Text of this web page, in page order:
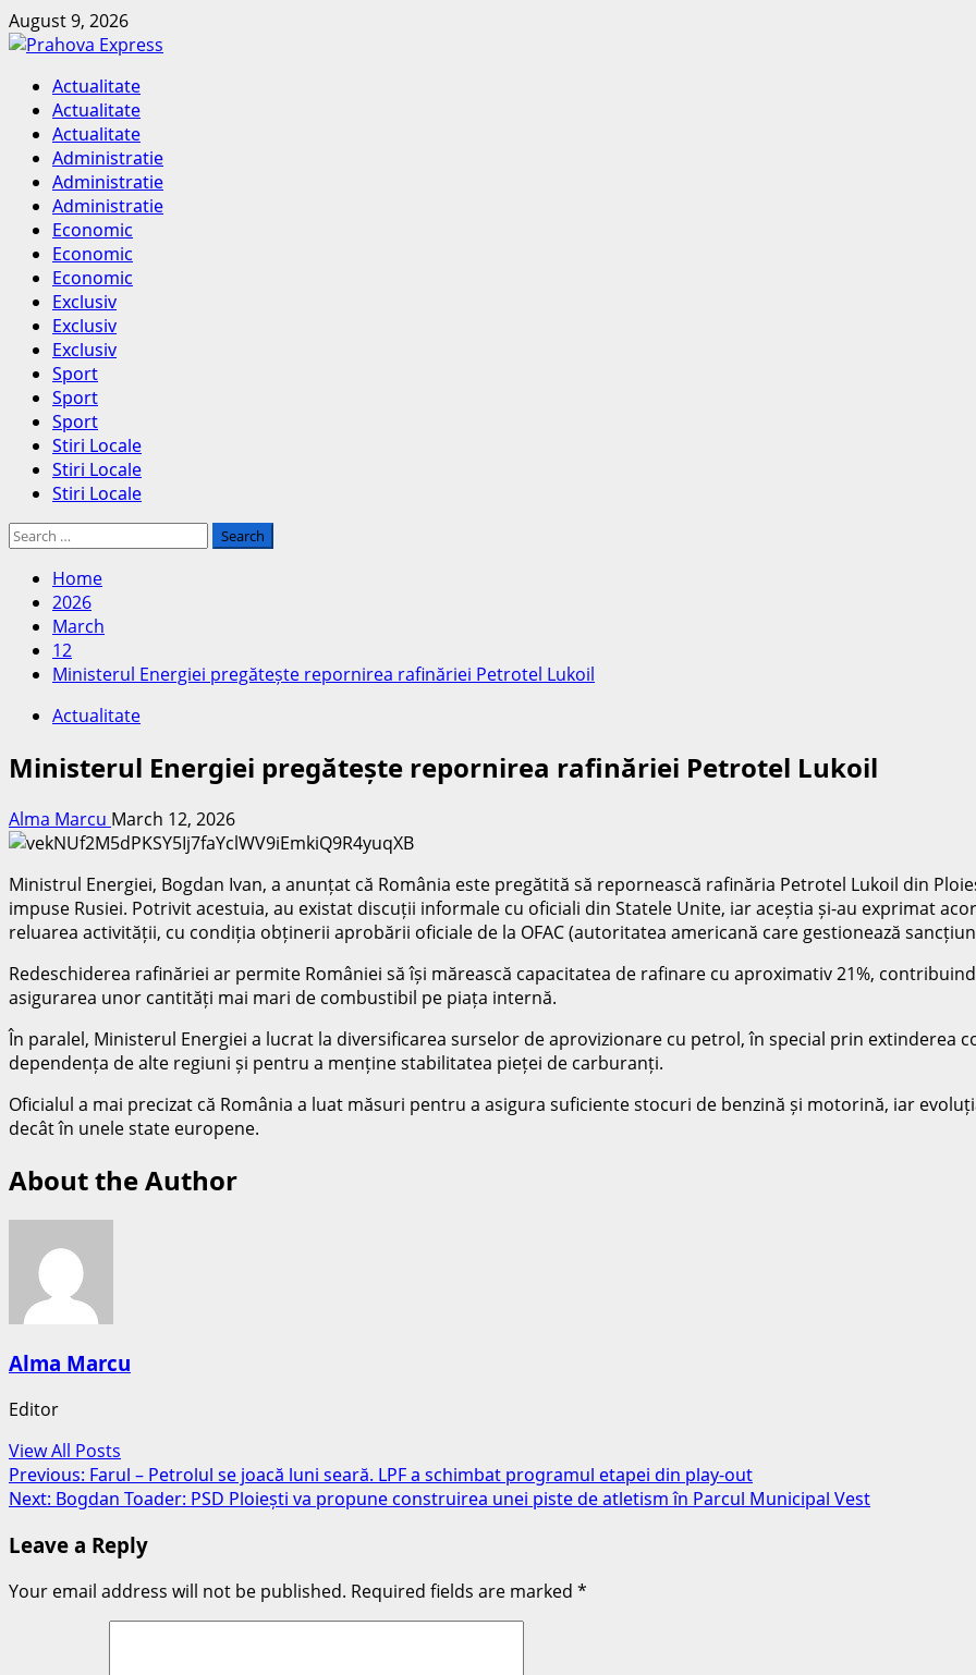
Skip
to
August 9, 2026
Primary
Menu
Actualitate
Actualitate
Actualitate
Administratie
Administratie
Administratie
Economic
Economic
Economic
Exclusiv
Exclusiv
Exclusiv
Sport
Sport
Sport
Stiri Locale
Stiri Locale
Stiri Locale
Search
Home
2026
March
12
Ministerul Energiei pregătește repornirea rafinăriei Petrotel Lukoil
Actualitate
Ministerul Energiei pregătește repornirea rafinăriei Petrotel Lukoil
Alma Marcu March 12, 2026
Ministrul Energiei, Bogdan Ivan, a anunțat că România este pregătită să repornească rafinăria Petrotel Lukoil din
impuse Rusiei. Potrivit acestuia, au existat discuții informale cu oficiali din Statele Unite, iar aceștia și-au exprimat
reluarea activității, cu condiția obținerii aprobării oficiale de la OFAC (autoritatea americană care gestionează
Redeschiderea rafinăriei ar permite României să își mărească capacitatea de rafinare cu aproximativ 21%,
asigurarea unor cantități mai mari de combustibil pe piața internă.
În paralel, Ministerul Energiei a lucrat la diversificarea surselor de aprovizionare cu petrol, în special prin extinderea
dependența de alte regiuni și pentru a menține stabilitatea pieței de carburanți.
Oficialul a mai precizat că România a luat măsuri pentru a asigura suficiente stocuri de benzină și motorină, iar
decât în unele state europene.
About the Author
Alma Marcu
Editor
View All Posts
Post
navigation
Previous: Farul – Petrolul se joacă luni seară. LPF a schimbat programul etapei din play-out
Next: Bogdan Toader: PSD Ploiești va propune construirea unei piste de atletism în Parcul Municipal Vest
Leave a Reply
Your email address will not be published. Required fields are marked *